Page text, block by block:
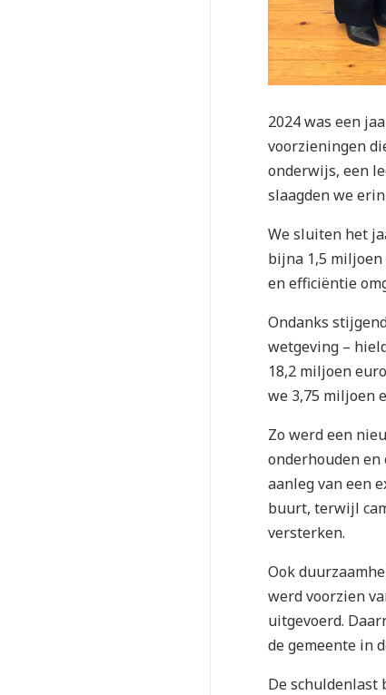
2024 was een
voorzieningen
onderwijs, een
slaagden we
We sluiten het
bijna 1,5
en efficiëntie
Ondanks
wetgeving –
18,2 miljoen
we 3,75 miljoen
Zo werd een
onderhouden en
aanleg van een
buurt, terwijl
versterken.
Ook
werd voorzien
uitgevoerd.
de gemeente in
De schuldenlast